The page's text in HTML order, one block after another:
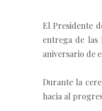
El Presidente
entrega de las
aniversario de
Durante la
hacia al